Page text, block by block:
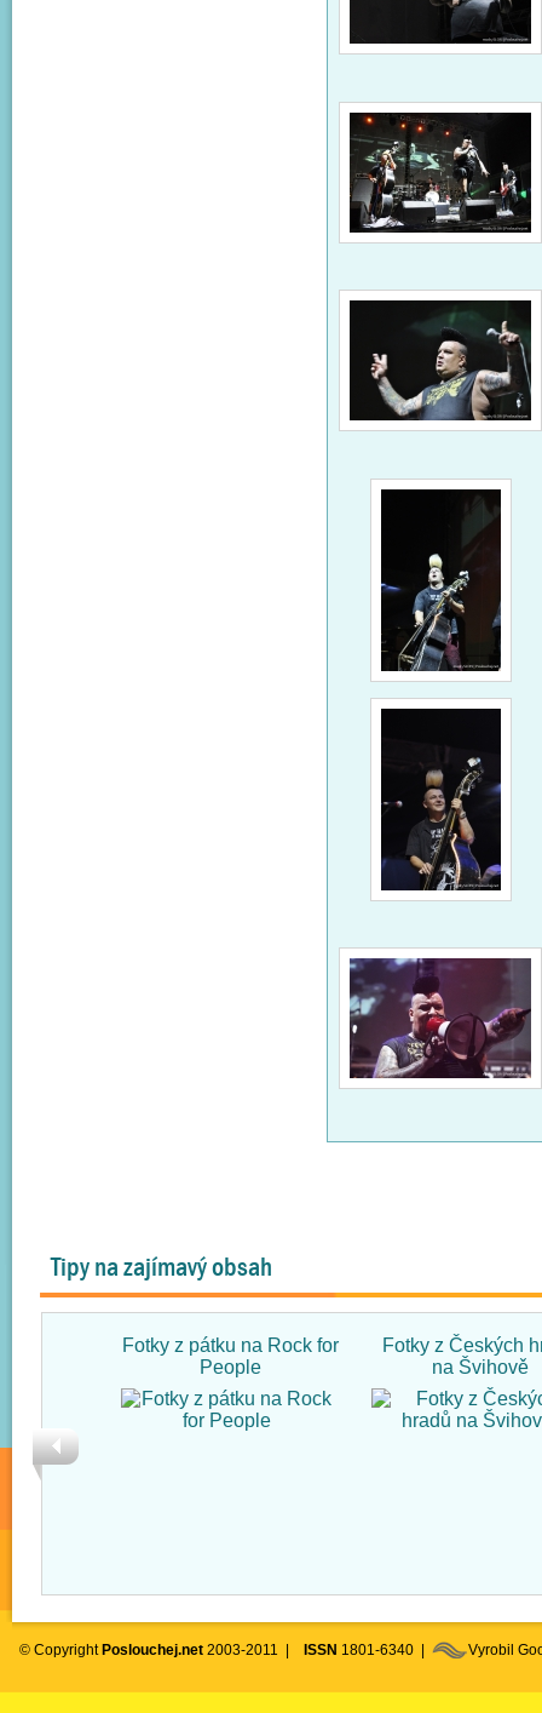
Tipy na zajímavý obsah
Fotky z pátku na Rock for
People
Fotky z Českých
na Švihově
© Copyright Poslouchej.net 2003-2011 | ISSN 1801-6340 | Vyrobil